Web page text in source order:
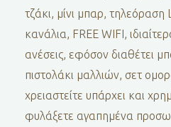
τζάκι, μίνι μπαρ,
κανάλια, FREE WIFI,
ανέσεις, εφόσον διαθέτει
πιστολάκι μαλλιών, σετ
χρειαστείτε υπάρχει και
φυλάξετε αγαπημένα